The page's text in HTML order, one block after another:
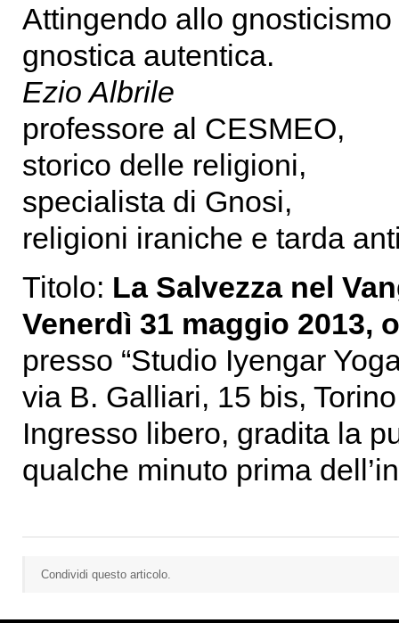
Attingendo allo
gnostica autentica.
Ezio Albrile
professore al CESMEO,
storico delle religioni,
specialista di Gnosi,
religioni iraniche e tarda
Titolo: La Salvezza nel
Venerdì 31 maggio 2013,
presso “Studio Iyengar
via B. Galliari, 15 bis,
Ingresso libero, gradita la
qualche minuto prima
Condividi questo articolo.